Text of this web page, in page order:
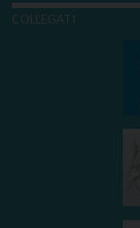
COLLEGATI